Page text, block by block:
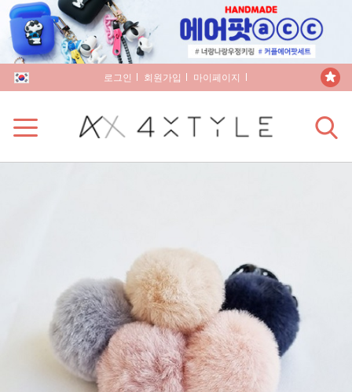
로그인 회원가입 마이페이지